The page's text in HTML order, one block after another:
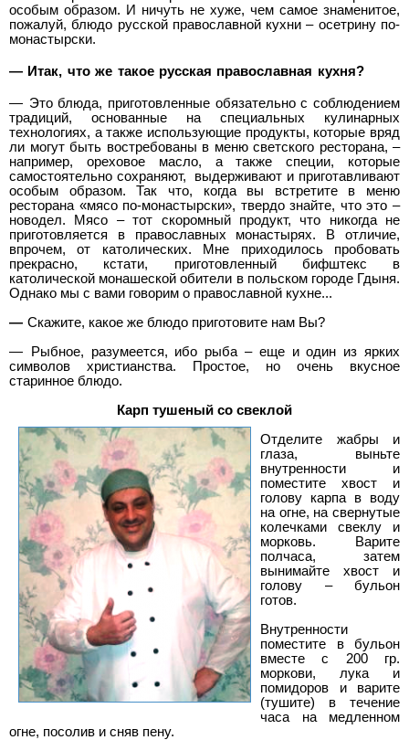
особым образом. И ничуть не хуже, чем самое знаменитое,
пожалуй, блюдо русской православной кухни – осетрину по-
монастырски.
— Итак, что же такое русская православная кухня?
— Это блюда, приготовленные обязательно с соблюдением
традиций, основанные на специальных кулинарных
технологиях, а также использующие продукты, которые вряд
ли могут быть востребованы в меню светского ресторана, –
например, ореховое масло, а также специи, которые
самостоятельно сохраняют, выдерживают и приготавливают
особым образом. Так что, когда вы встретите в меню
ресторана «мясо по-монастырски», твердо знайте, что это –
новодел. Мясо – тот скоромный продукт, что никогда не
приготовляется в православных монастырях. В отличие,
впрочем, от католических. Мне приходилось пробовать
прекрасно, кстати, приготовленный бифштекс в
католической монашеской обители в польском городе Гдыня.
Однако мы с вами говорим о православной кухне...
—Скажите, какое же блюдо приготовите нам Вы?
—
Рыбное, разумеется, ибо рыба – еще и один из ярких
символов христианства. Простое, но очень вкусное
старинное блюдо.
Карп тушеный со свеклой
Отделите жабры и
глаза, выньте
внутренности и
поместите хвост и
голову карпа в воду
на огне, на свернутые
колечками свеклу и
морковь. Варите
полчаса, затем
вынимайте хвост и
голову – бульон
готов.
Внутренности
поместите в бульон
вместе с 200 гр.
моркови, лука и
помидоров и варите
(тушите) в течение
часа на медленном
огне, посолив и сняв пену.